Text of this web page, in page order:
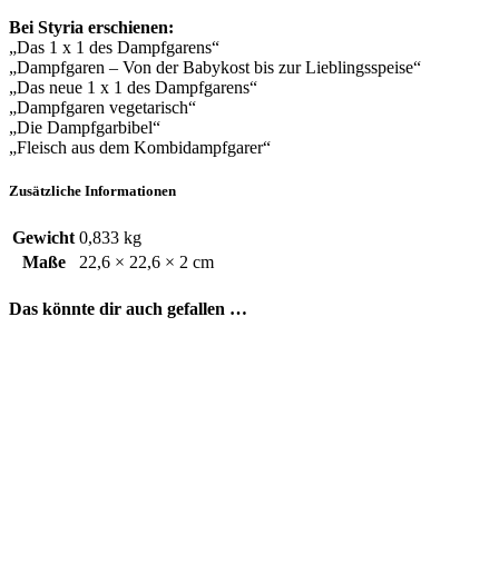
Bei Styria erschienen:
„Das 1 x 1 des Dampfgarens“
„Dampfgaren – Von der Babykost bis zur Lieblingsspeise“
„Das neue 1 x 1 des Dampfgarens“
„Dampfgaren vegetarisch“
„Die Dampfgarbibel“
„Fleisch aus dem Kombidampfgarer“
Zusätzliche Informationen
Gewicht 0,833 kg
Maße
22,6 × 22,6 × 2 cm
Das könnte dir auch gefallen …